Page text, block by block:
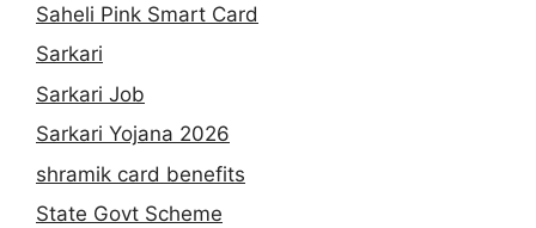
Saheli Pink Smart Card
Sarkari
Sarkari Job
Sarkari Yojana 2026
shramik card benefits
State Govt Scheme